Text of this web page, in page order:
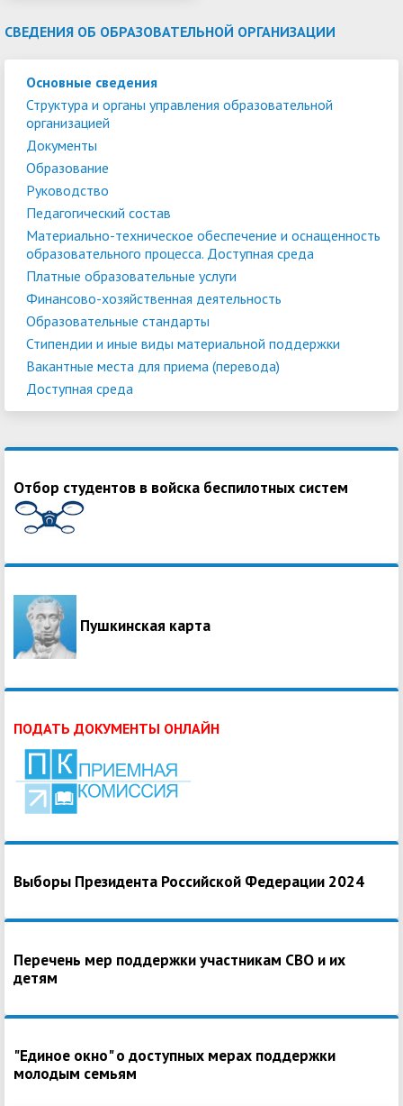
СВЕДЕНИЯ ОБ ОБРАЗОВАТЕЛЬНОЙ ОРГАНИЗАЦИИ
Основные сведения
Структура и органы управления образовательной
организацией
Документы
Образование
Руководство
Педагогический состав
Материально-техническое обеспечение и оснащенность
образовательного процесса. Доступная среда
Платные образовательные услуги
Финансово-хозяйственная деятельность
Образовательные стандарты
Стипендии и иные виды материальной поддержки
Вакантные места для приема (перевода)
Доступная среда
Отбор студентов в войска беспилотных систем
Пушкинская карта
ПОДАТЬ ДОКУМЕНТЫ ОНЛАЙН
Выборы Президента Российской Федерации 2024
Перечень мер поддержки участникам СВО и их
детям
"Единое окно" о доступных мерах поддержки
молодым семьям